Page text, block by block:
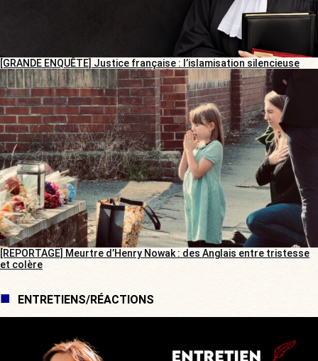
[GRANDE ENQUÊTE] Justice française : l’islamisation silencieuse
[REPORTAGE] Meurtre d’Henry Nowak : des Anglais entre tristesse
et colère
ENTRETIENS/RÉACTIONS